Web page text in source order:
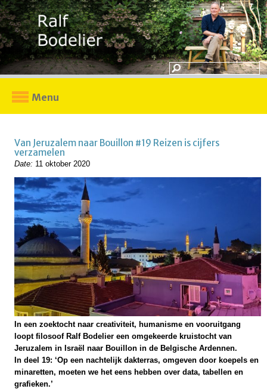
Menu
Van Jeruzalem naar Bouillon #19 Reizen is cijfers
verzamelen
Date: 11 oktober 2020
In een zoektocht naar creativiteit, humanisme en vooruitgang
loopt filosoof Ralf Bodelier een omgekeerde kruistocht van
Jeruzalem in Israël naar Bouillon in de Belgische Ardennen.
In deel 19: ‘Op een nachtelijk dakterras, omgeven door koepels en
minaretten, moeten we het eens hebben over data, tabellen en
grafieken.’